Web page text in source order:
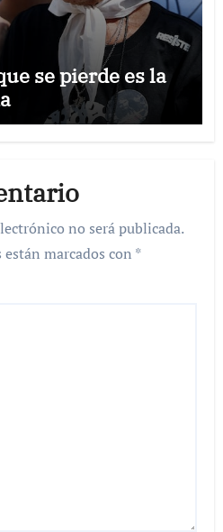
se pierde es la
no será publicada.
marcados con *